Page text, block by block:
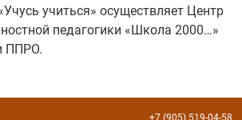
учиться» осуществляет Центр
педагогики «Школа 2000…»
ППРО.
+7 (905) 519-04-58